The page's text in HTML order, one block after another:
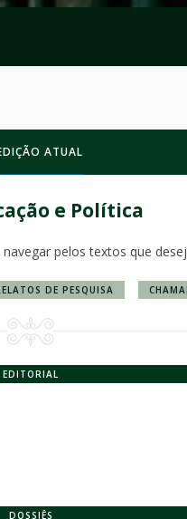
ATUAL
e Política
pelos textos que
DE PESQUISA
EDITORIAL
DOSSIÊS